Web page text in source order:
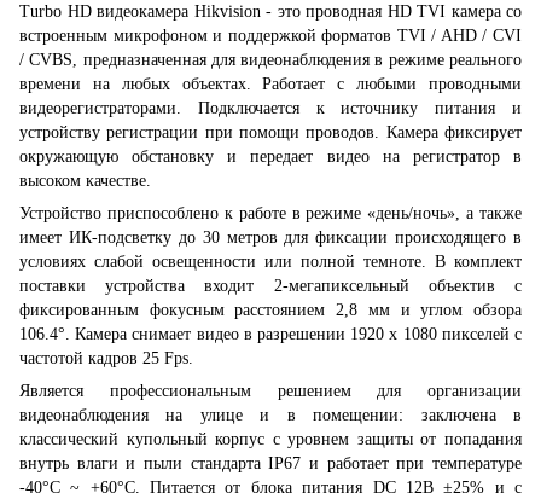
Turbo HD видеокамера Hikvision - это проводная HD TVI камера со
встроенным микрофоном и поддержкой форматов TVI / AHD / CVI
/ CVBS, предназначенная для видеонаблюдения в режиме реального
времени на любых объектах. Работает с любыми проводными
видеорегистраторами. Подключается к источнику питания и
устройству регистрации при помощи проводов. Камера фиксирует
окружающую обстановку и передает видео на регистратор в
высоком качестве.
Устройство приспособлено к работе в режиме «день/ночь», а также
имеет ИК-подсветку до 30 метров для фиксации происходящего в
условиях слабой освещенности или полной темноте. В комплект
поставки устройства входит 2-мегапиксельный объектив с
фиксированным фокусным расстоянием 2,8 мм и углом обзора
106.4°. Камера снимает видео в разрешении 1920 x 1080 пикселей с
частотой кадров 25 Fps.
Является профессиональным решением для организации
видеонаблюдения на улице и в помещении: заключена в
классический купольный корпус с уровнем защиты от попадания
внутрь влаги и пыли стандарта IP67 и работает при температуре
-40°C ~ +60°C. Питается от блока питания DC 12В ±25% и с